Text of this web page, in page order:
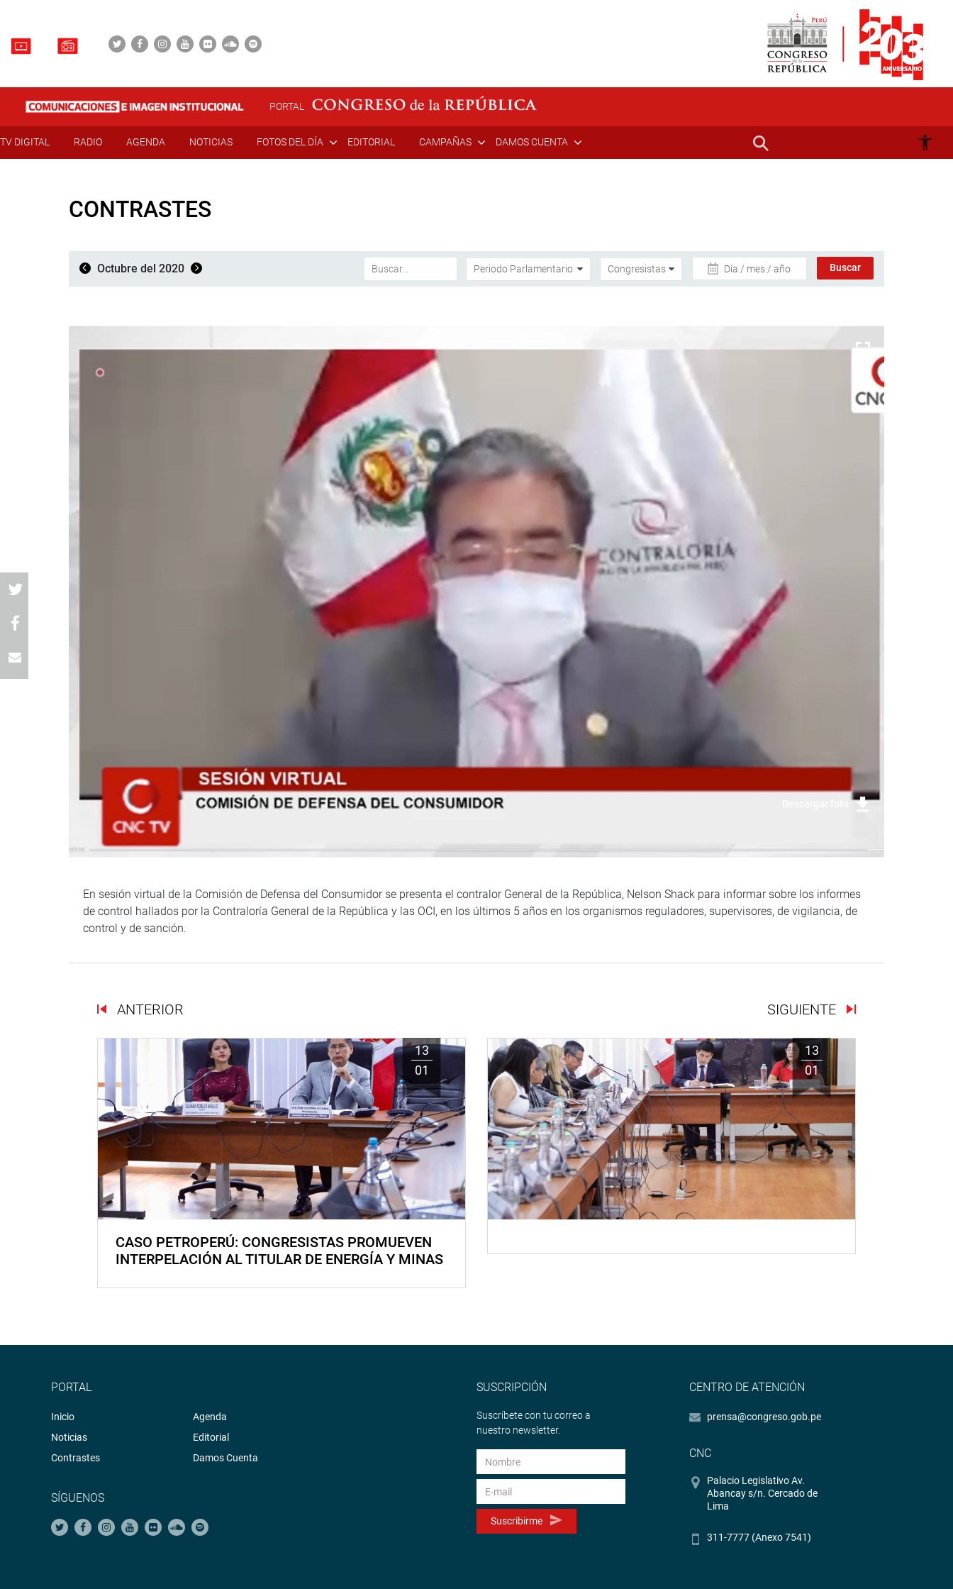
PORTAL
TV DIGITAL RADIO AGENDA NOTICIAS FOTOS DEL DÍA EDITORIAL CAMPAÑAS DAMOS CUENTA
CONTRASTES
Octubre del 2020 Día / mes / año
En sesión virtual de la Comisión de Defensa del Consumidor se presenta el contralor General de la República, Nelson Shack para informar sobre los informes
de control hallados por la Contraloría General de la República y las OCI, en los últimos 5 años en los organismos reguladores, supervisores, de vigilancia, de
control y de sanción.
ANTERIOR SIGUIENTE
13
01
CASO PETROPERÚ: CONGRESISTAS PROMUEVEN
INTERPELACIÓN AL TITULAR DE ENERGÍA Y MINAS
13
01
PORTAL
Inicio
Noticias
Contrastes
Agenda
Editorial
Damos Cuenta
SÍGUENOS
SUSCRIPCIÓN
Suscríbete con tu correo a
nuestro newsletter.
Suscribirme
CENTRO DE ATENCIÓN
prensa@congreso.gob.pe
CNC
Palacio Legislativo Av.
Abancay s/n. Cercado de
Lima
311-7777 (Anexo 7541)